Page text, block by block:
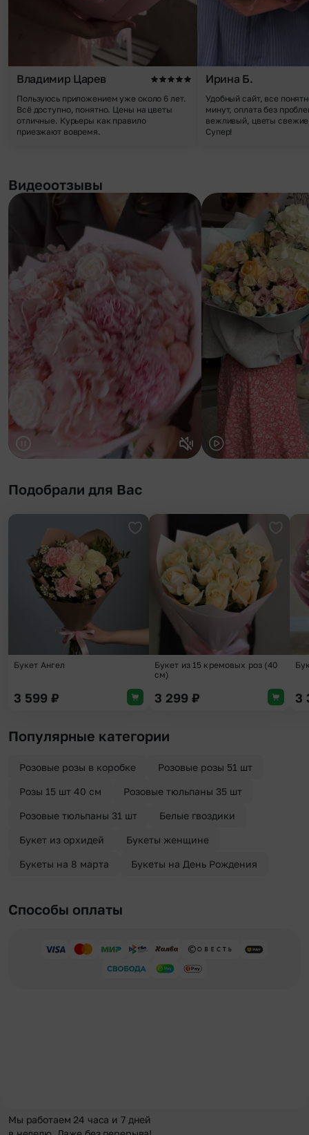
Владимир Царев
Пользуюсь приложением уже около 6 лет.
Всё доступно, понятно. Цены на цветы
отличные. Курьеры как правило
приезжают вовремя.
Ирина Б.
Удобный сайт, все
минут, оплата без
вежливый, цветы
Супер!
Видеоотзывы
Подобрали для Вас
Добавить в избранное
Букет Ангел
3 599 ₽
Букет из 15 кремовых роз (40
см)
3 299 ₽ 3
Популярные категории
Розовые розы в коробке Розовые розы 51 шт
Розы 15 шт 40 см Розовые тюльпаны 35 шт
Розовые тюльпаны 31 шт Белые гвоздики
Букет из орхидей Букеты женщине
Букеты на 8 марта Букеты на День Рождения
Способы оплаты
Мы работаем 24 часа и 7 дней